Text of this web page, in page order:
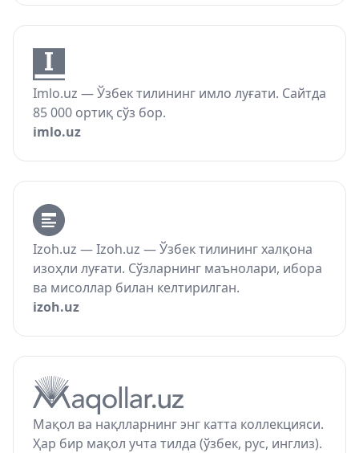
Imlo.uz — Ўзбек тилининг имло луғати. Сайтда
85 000 ортиқ сўз бор.
imlo.uz
Izoh.uz — Izoh.uz — Ўзбек тилининг халқона
изоҳли луғати. Сўзларнинг маънолари, ибора
ва мисоллар билан келтирилган.
izoh.uz
Мақол ва нақлларнинг энг катта коллекцияси.
Ҳар бир мақол учта тилда (ўзбек, рус, инглиз).